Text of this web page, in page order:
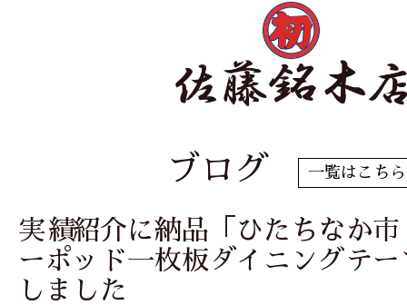
ブログ 一覧はこちら
実績紹介に納品「ひたちなか
ーポッド一枚板ダイニングテ
しました